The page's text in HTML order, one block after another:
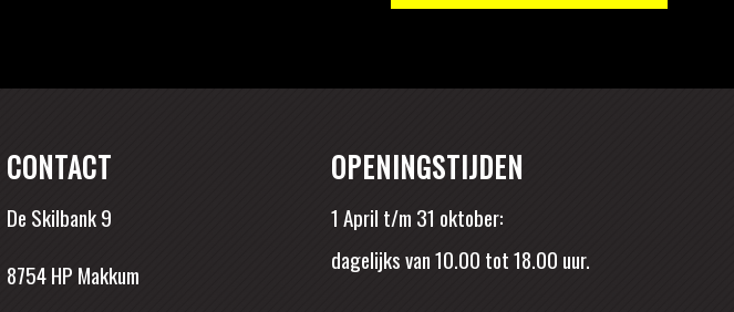
CONTACT
De Skilbank 9
8754 HP Makkum
OPENINGSTIJDEN
1 April t/m 31 oktober:
dagelijks van 10.00 tot 18.00 uur.